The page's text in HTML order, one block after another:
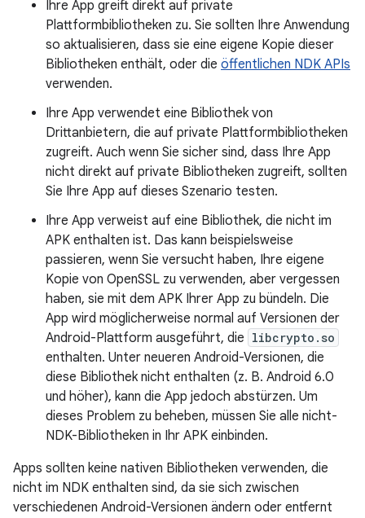
Ihre App greift direkt auf private
Plattformbibliotheken zu. Sie sollten Ihre Anwendung
so aktualisieren, dass sie eine eigene Kopie dieser
Bibliotheken enthält, oder die öffentlichen NDK APIs
verwenden.
Ihre App verwendet eine Bibliothek von
Drittanbietern, die auf private Plattformbibliotheken
zugreift. Auch wenn Sie sicher sind, dass Ihre App
nicht direkt auf private Bibliotheken zugreift, sollten
Sie Ihre App auf dieses Szenario testen.
Ihre App verweist auf eine Bibliothek, die nicht im
APK enthalten ist. Das kann beispielsweise
passieren, wenn Sie versucht haben, Ihre eigene
Kopie von OpenSSL zu verwenden, aber vergessen
haben, sie mit dem APK Ihrer App zu bündeln. Die
App wird möglicherweise normal auf Versionen der
Android-Plattform ausgeführt, die libcrypto.so
enthalten. Unter neueren Android-Versionen, die
diese Bibliothek nicht enthalten (z. B. Android 6.0
und höher), kann die App jedoch abstürzen. Um
dieses Problem zu beheben, müssen Sie alle nicht-
NDK-Bibliotheken in Ihr APK einbinden.
Apps sollten keine nativen Bibliotheken verwenden, die
nicht im NDK enthalten sind, da sie sich zwischen
verschiedenen Android-Versionen ändern oder entfernt